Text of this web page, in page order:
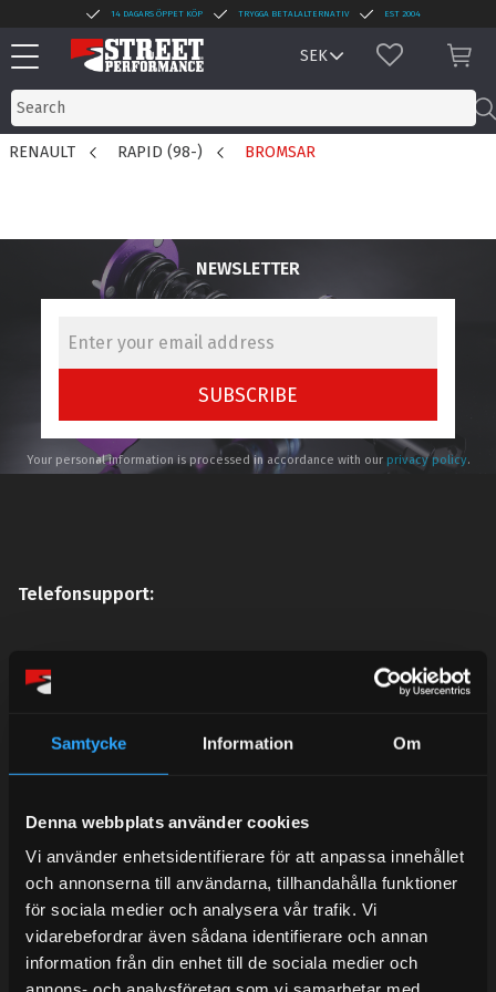
Samtycke Information Om
Denna webbplats använder cookies
Vi använder enhetsidentifierare för att anpassa innehållet
och annonserna till användarna, tillhandahålla funktioner
för sociala medier och analysera vår trafik. Vi
vidarebefordrar även sådana identifierare och annan
information från din enhet till de sociala medier och
Menu
14 DAGARS ÖPPET KÖP TRYGGA BETALALTERNATIV EST 2004
FAVORITES
RENAULT RAPID (98-) BROMSAR
NEWSLETTER
SUBSCRIBE
Your personal information is processed in accordance with our privacy policy.
Telefonsupport:
Mån-Tors: 10:30-15:00
Tel: 031- 51 66 60
BLOG